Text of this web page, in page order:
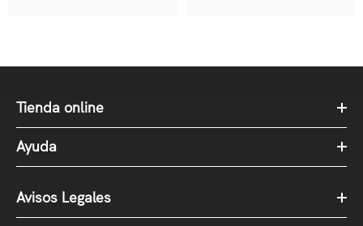
Tienda online
Ayuda
Avisos Legales